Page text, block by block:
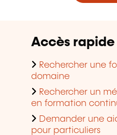
Accès rapide
Rechercher une
domaine
Rechercher un
en formation
Demander une
pour particuliers